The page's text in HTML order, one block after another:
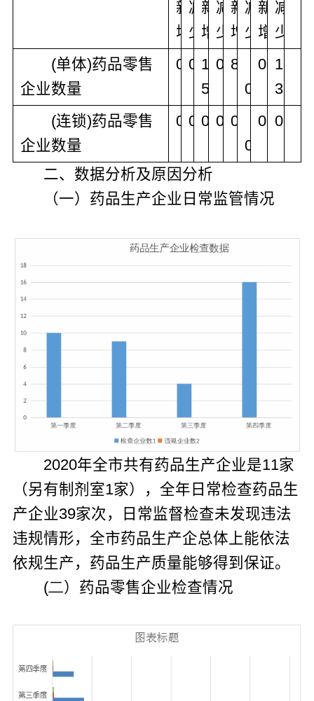
新
增
减
少
新
增
减
少
新
增
减
少
新
增
减
少
(单体)药品零售
企业数量
0 0 1
5
0 8
0
0 1
3
(连锁)药品零售
企业数量
0 0 0 0 0
0
0 0
二、数据分析及原因分析
（一）药品生产企业日常监管情况
2020年全市共有药品生产企业是11家
（另有制剂室1家），全年日常检查药品生
产企业39家次，日常监督检查未发现违法
违规情形，全市药品生产企总体上能依法
依规生产，药品生产质量能够得到保证。
(二）药品零售企业检查情况